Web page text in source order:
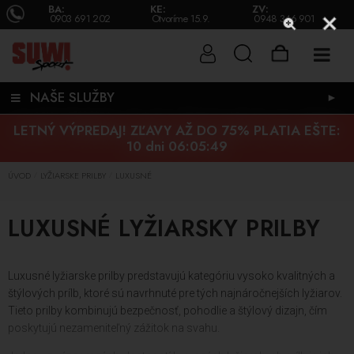
BA:
0903 691 202
KE:
Otvoríme 15.9.
ZV:
0948 346 901
NAŠE SLUŽBY ►
LETNÝ VÝPREDAJ! ZĽAVY AŽ DO 75% PLATIA EŠTE:
10 dni 06:05:48
ÚVOD LYŽIARSKE PRILBY LUXUSNÉ
LUXUSNÉ LYŽIARSKY PRILBY
Luxusné lyžiarske prilby predstavujú kategóriu vysoko kvalitných a
štýlových prílb, ktoré sú navrhnuté pre tých najnáročnejších lyžiarov.
Tieto prilby kombinujú bezpečnosť, pohodlie a štýlový dizajn, čím
poskytujú nezameniteľný zážitok na svahu.